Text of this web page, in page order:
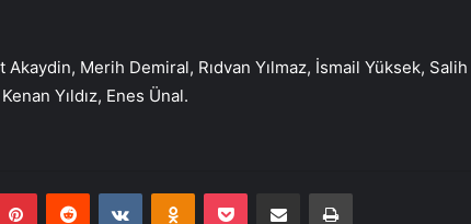
Merih Demiral, Rıdvan Yılmaz, İsmail Yüksek, Salih
Yıldız, Enes Ünal.
PinterestReddit VKontakteOdnoklassniki
Pocket E-Posta ile paylaş Yazdır